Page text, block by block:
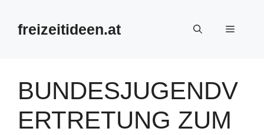
Inhalt
springenfreizeitideen.at Menü
BUNDESJUGENDV
ERTRETUNG ZUM